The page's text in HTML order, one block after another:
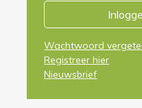
Wachtwoord
Registreer hier
Nieuwsbrief